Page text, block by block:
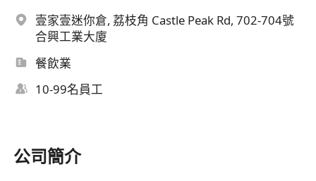
壹家壹迷你倉, 荔枝角 Castle Peak Rd, 702-704號
合興工業大廈
餐飲業
10-99名員工
公司簡介